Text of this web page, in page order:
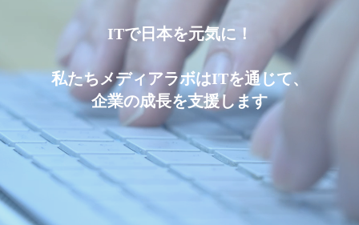
ITで日 本を元気に ！
私たちメディ アラボはITを通じて、
企業の成長を支援します